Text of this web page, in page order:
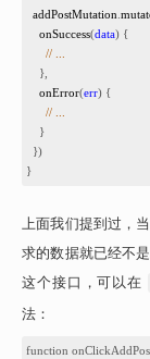
addPostMutation
onSuccess(data) {
// ...
},
onError(err) {
// ...
}
  })
}
上面我们提到过，
求的数据就已经不
这个接口，可以在
法：
function